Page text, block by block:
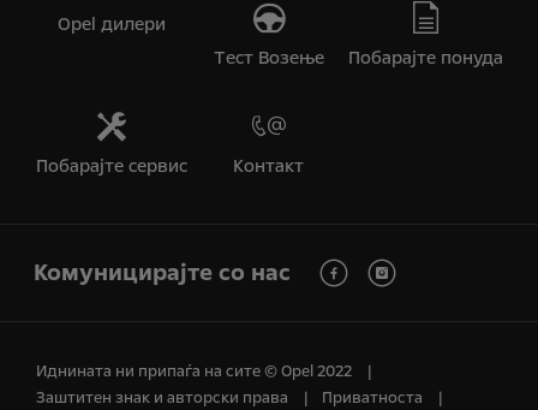
Opel дилери
Tест Bозење
Побарајте понуда
Побарајте сервис Контакт
Комуницирајте со нас
Иднината ни припаѓа на сите © Opel 2022
Заштитен знак и авторски права
Приватноста